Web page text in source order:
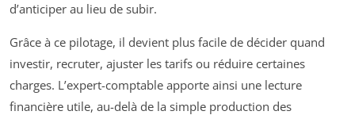
d’anticiper au lieu de subir.
Grâce à ce pilotage, il devient plus facile de décider quand
investir, recruter, ajuster les tarifs ou réduire certaines
charges. L’expert-comptable apporte ainsi une lecture
financière utile, au-delà de la simple production des